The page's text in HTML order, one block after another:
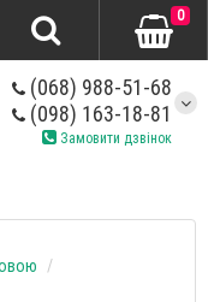
(068) 988-51-68
(098) 163-18-81
Замовити дзвінок
0